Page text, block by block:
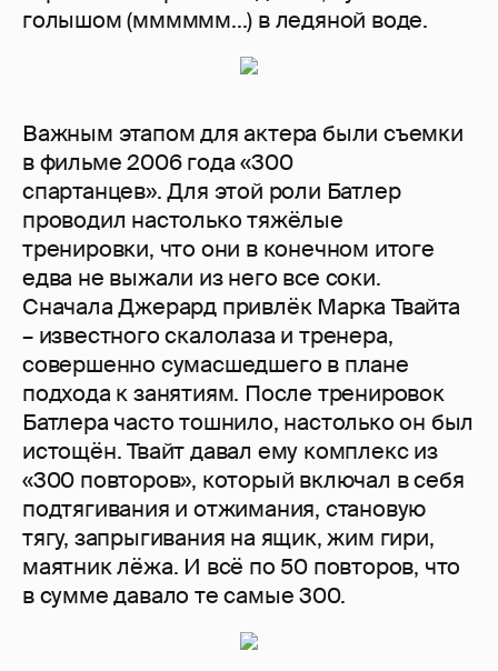
голышом (мммммм...) в ледяной воде.
Важным этапом для актера были съемки
в фильме 2006 года «300
спартанцев». Для этой роли Батлер
проводил настолько тяжёлые
тренировки, что они в конечном итоге
едва не выжали из него все соки.
Сначала Джерард привлёк Марка Твайта
– известного скалолаза и тренера,
совершенно сумасшедшего в плане
подхода к занятиям. После тренировок
Батлера часто тошнило, настолько он был
истощён. Твайт давал ему комплекс из
«300 повторов», который включал в себя
подтягивания и отжимания, становую
тягу, запрыгивания на ящик, жим гири,
маятник лёжа. И всё по 50 повторов, что
в сумме давало те самые 300.